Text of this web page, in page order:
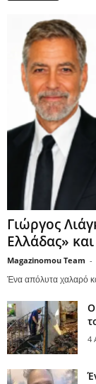
Γιώργος
Ελλάδας»
Magazinomou Team -
Ένα απόλυτα χαλαρό
Ο
4